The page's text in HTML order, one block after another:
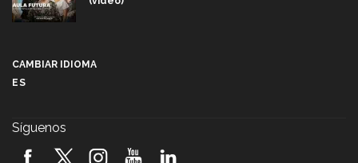
2026! (video)
CAMBIAR IDIOMA
ES
Síguenos